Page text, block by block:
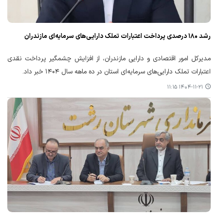
رشد ۱۸۰ درصدی پرداخت اعتبارات تملک دارایی‌های سرمایه‌ای مازندران
مدیرکل امور اقتصادی و دارایی مازندران، از افزایش چشمگیر پرداخت نقدی
اعتبارات تملک دارایی‌های سرمایه‌ای استان در ده ماهه سال ۱۴۰۴ خبر داد.
۱۴۰۴-۱۱-۲۱ ۱۱:۱۵